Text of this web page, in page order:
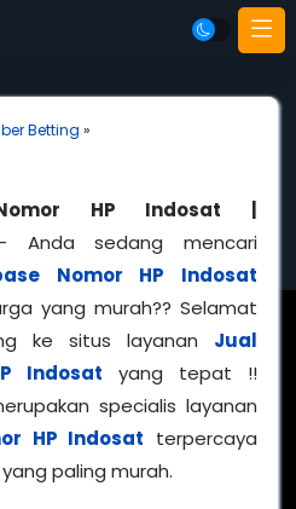
Betting »
HP Indosat |
Anda sedang mencari
Nomor HP Indosat
yang murah?? Selamat
ke situs layanan Jual
Indosat yang tepat !!
specialis layanan
HP Indosat terpercaya
paling murah.